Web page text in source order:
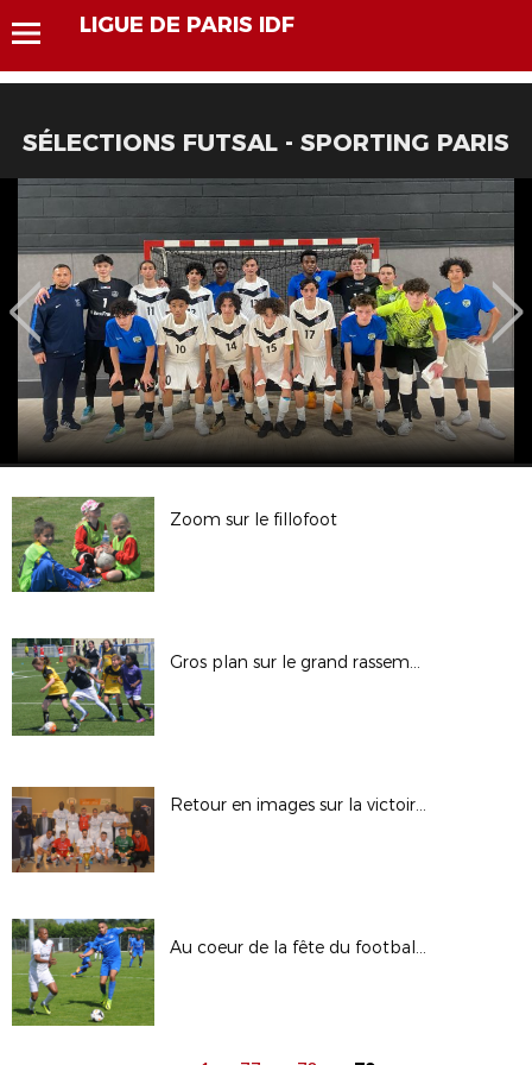
LIGUE DE PARIS IDF
SÉLECTIONS FUTSAL - SPORTING PARIS
Zoom sur le fillofoot
Gros plan sur le grand rassemblement fillofoot
Retour en images sur la victoire de Torcy
Au coeur de la fête du football ultra-marin, le sacre de l'US Nett en images